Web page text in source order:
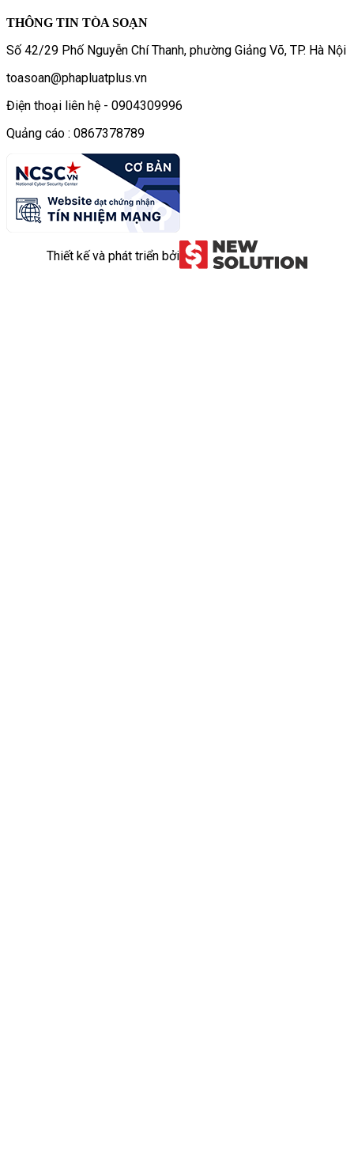
THÔNG TIN TÒA SOẠN
Số 42/29 Phố Nguyễn Chí Thanh, phường Giảng Võ, TP. Hà Nội
toasoan@phapluatplus.vn
Điện thoại liên hệ - 0904309996
Quảng cáo : 0867378789
Thiết kế và phát triển bởi